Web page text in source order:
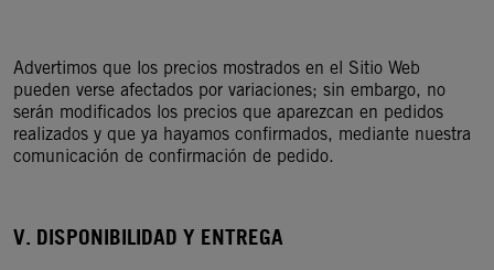
Advertimos que los precios mostrados en el Sitio Web
pueden verse afectados por variaciones; sin embargo, no
serán modificados los precios que aparezcan en pedidos
realizados y que ya hayamos confirmados, mediante nuestra
comunicación de confirmación de pedido.
V. DISPONIBILIDAD Y ENTREGA